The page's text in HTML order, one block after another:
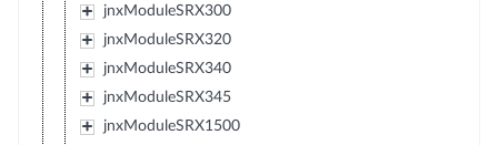
jnxModuleSRX300
jnxModuleSRX320
jnxModuleSRX340
jnxModuleSRX345
jnxModuleSRX1500